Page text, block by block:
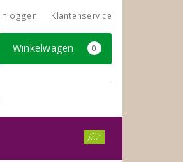
Inloggen Klantenservice
Winkelwagen 0